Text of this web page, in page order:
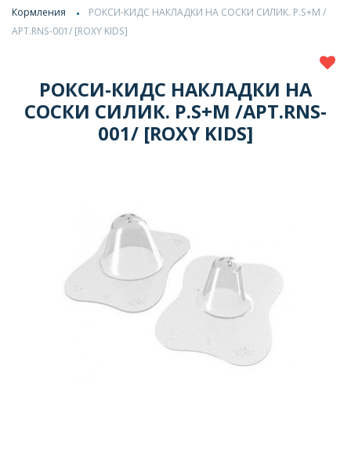
Кормления
РОКСИ-КИДС НАКЛАДКИ НА СОСКИ СИЛИК. Р.S+M /
АРТ.RNS-001/ [ROXY KIDS]
РОКСИ-КИДС НАКЛАДКИ НА
СОСКИ СИЛИК. Р.S+M /АРТ.RNS-
001/ [ROXY KIDS]